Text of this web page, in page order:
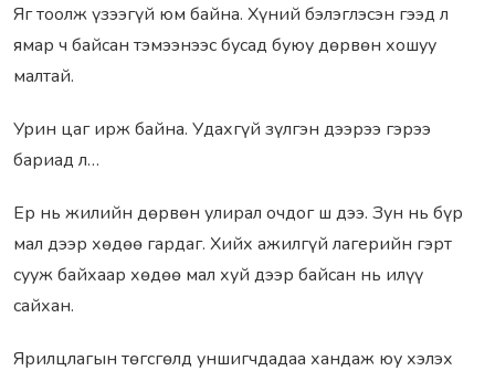
Яг тоолж үзээгүй юм байна. Хүний бэлэглэсэн гээд л
ямар ч байсан тэмээнээс бусад буюу дөрвөн хошуу
малтай.
Урин цаг ирж байна. Удахгүй зүлгэн дээрээ гэрээ
бариад л…
Ер нь жилийн дөрвөн улирал очдог ш дээ. Зун нь бүр
мал дээр хөдөө гардаг. Хийх ажилгүй лагерийн гэрт
сууж байхаар хөдөө мал хуй дээр байсан нь илүү
сайхан.
Ярилцлагын төгсгөлд уншигчдадаа хандаж юу хэлэх